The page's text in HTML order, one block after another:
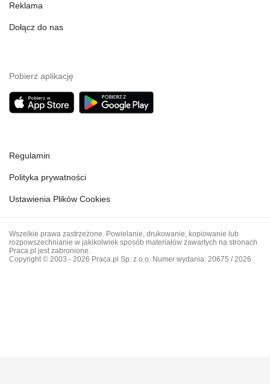
Reklama
Dołącz do nas
Pobierz aplikację
Regulamin
Polityka prywatności
Ustawienia Plików Cookies
Wszelkie prawa zastrzeżone. Powielanie, drukowanie, kopiowanie lub
rozpowszechnianie w jakikolwiek sposób materiałów zawartych na stronach
Praca.pl jest zabronione.
Copyright © 2003 - 2026 Praca.pl Sp. z o.o. Numer wydania: 20675 / 2026